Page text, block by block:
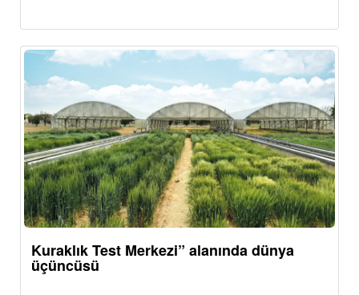
Kuraklık Test Merkezi” alanında dünya
üçüncüsü